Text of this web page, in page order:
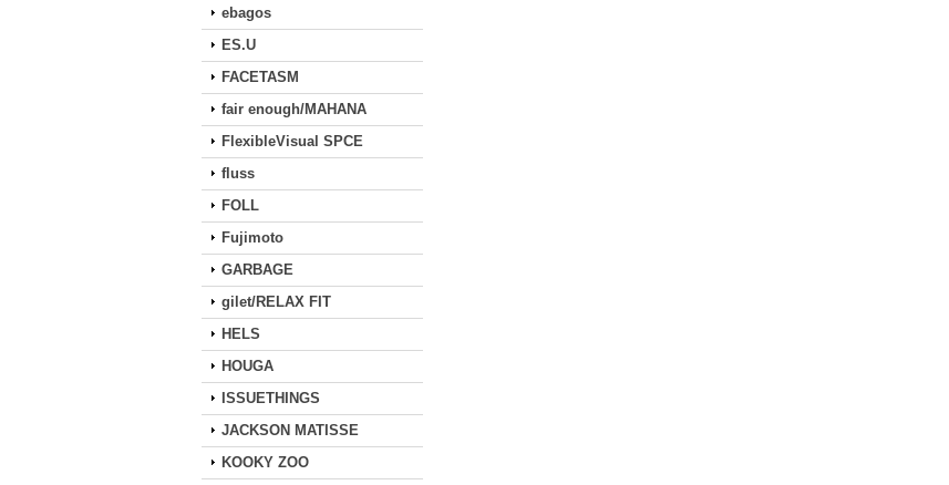
ebagos
ES.U
FACETASM
fair enough/MAHANA
FlexibleVisual SPCE
fluss
FOLL
Fujimoto
GARBAGE
gilet/RELAX FIT
HELS
HOUGA
ISSUETHINGS
JACKSON MATISSE
KOOKY ZOO